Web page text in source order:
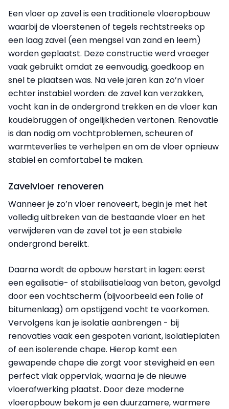
Een vloer op zavel is een traditionele vloeropbouw
waarbij de vloerstenen of tegels rechtstreeks op
een laag zavel (een mengsel van zand en leem)
worden geplaatst. Deze constructie werd vroeger
vaak gebruikt omdat ze eenvoudig, goedkoop en
snel te plaatsen was. Na vele jaren kan zo’n vloer
echter instabiel worden: de zavel kan verzakken,
vocht kan in de ondergrond trekken en de vloer kan
koudebruggen of ongelijkheden vertonen. Renovatie
is dan nodig om vochtproblemen, scheuren of
warmteverlies te verhelpen en om de vloer opnieuw
stabiel en comfortabel te maken.
Zavelvloer renoveren
Wanneer je zo’n vloer renoveert, begin je met het
volledig uitbreken van de bestaande vloer en het
verwijderen van de zavel tot je een stabiele
ondergrond bereikt.
Daarna wordt de opbouw herstart in lagen: eerst
een egalisatie- of stabilisatielaag van beton, gevolgd
door een vochtscherm (bijvoorbeeld een folie of
bitumenlaag) om opstijgend vocht te voorkomen.
Vervolgens kan je isolatie aanbrengen - bij
renovaties vaak een gespoten variant, isolatieplaten
of een isolerende chape. Hierop komt een
gewapende chape die zorgt voor stevigheid en een
perfect vlak oppervlak, waarna je de nieuwe
vloerafwerking plaatst. Door deze moderne
vloeropbouw bekom je een duurzamere, warmere